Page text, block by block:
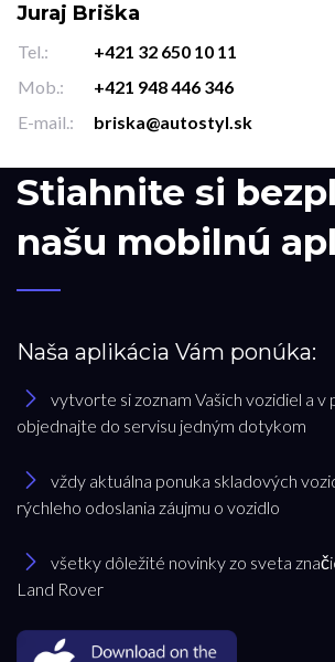
Juraj Briška
Tel.:
+421 32 650 10 11
Mob.:
+421 948 446 346
E-mail.:
briska@autostyl.sk
Stiahnite si
našu mobilnú
Naša aplikácia Vám ponúka:
vytvorte si zoznam Vašich vozidiel a
objednajte do servisu jedným dotykom
vždy aktuálna ponuka skladových
rýchleho odoslania záujmu o vozidlo
všetky dôležité novinky zo sveta
Land Rover